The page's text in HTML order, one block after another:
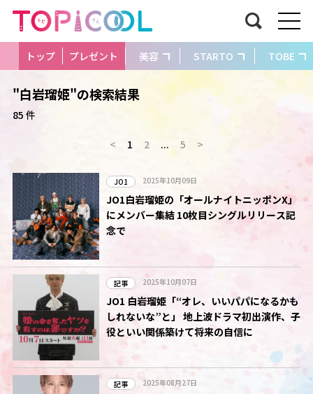
トップ プレゼント 美容 STARTO TOBE
"白岩瑠姫"の検索結果
85 件
< 1 2 ... 5 >
JO1 2025年10月09日
JO1白岩瑠姫の「オールナイトニッポンX」
にメンバー集結 10枚目シングルリリース記
念で
記事 2025年10月07日
JO1 白岩瑠姫「“オレ、いいパパになるかも
しれないな”と」 地上波ドラマ初出演作、子
役といい関係築けて将来の自信に
記事 2025年08月27日